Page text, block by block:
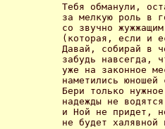
Тебя обманули,
за мелкую роль в
со звучно
(которая, если и
Давай, собирай в
забудь навсегда,
уже на законное
наметились юношей
Бери только
надежды не
и Ной не придет,
не будет халявной